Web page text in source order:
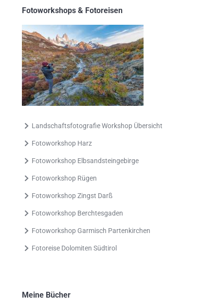
Fotoworkshops & Fotoreisen
Landschaftsfotografie Workshop Übersicht
Fotoworkshop Harz
Fotoworkshop Elbsandsteingebirge
Fotoworkshop Rügen
Fotoworkshop Zingst Darß
Fotoworkshop Berchtesgaden
Fotoworkshop Garmisch Partenkirchen
Fotoreise Dolomiten Südtirol
Meine Bücher